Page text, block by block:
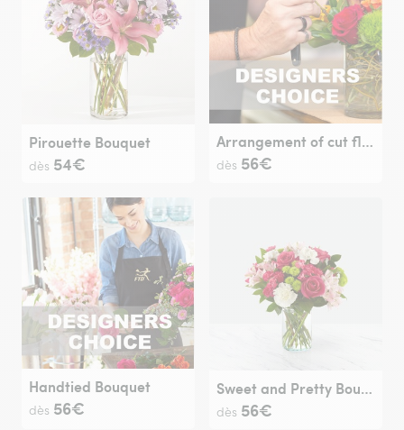
Pirouette Bouquet
dès 54€
Arrangement of cut flowers
dès 56€
Handtied Bouquet
dès 56€
Sweet and Pretty Bouquet
dès 56€